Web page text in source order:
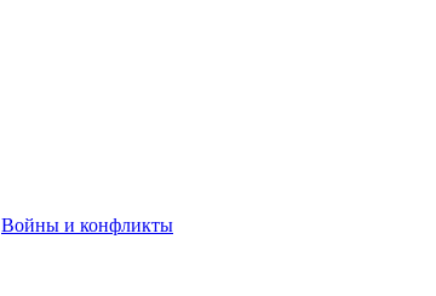
Войны и конфликты